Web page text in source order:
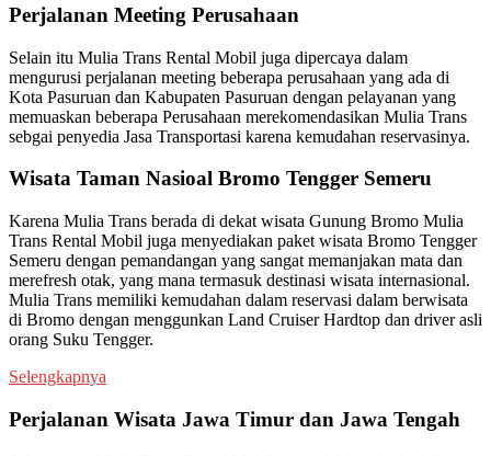
Perjalanan Meeting Perusahaan
Selain itu Mulia Trans Rental Mobil juga dipercaya dalam
mengurusi perjalanan meeting beberapa perusahaan yang ada di
Kota Pasuruan dan Kabupaten Pasuruan dengan pelayanan yang
memuaskan beberapa Perusahaan merekomendasikan Mulia Trans
sebgai penyedia Jasa Transportasi karena kemudahan reservasinya.
Wisata Taman Nasioal Bromo Tengger Semeru
Karena Mulia Trans berada di dekat wisata Gunung Bromo Mulia
Trans Rental Mobil juga menyediakan paket wisata Bromo Tengger
Semeru dengan pemandangan yang sangat memanjakan mata dan
merefresh otak, yang mana termasuk destinasi wisata internasional.
Mulia Trans memiliki kemudahan dalam reservasi dalam berwisata
di Bromo dengan menggunkan Land Cruiser Hardtop dan driver asli
orang Suku Tengger.
Selengkapnya
Perjalanan Wisata Jawa Timur dan Jawa Tengah